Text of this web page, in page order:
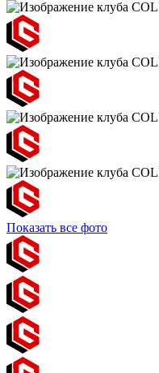
Показать все фото